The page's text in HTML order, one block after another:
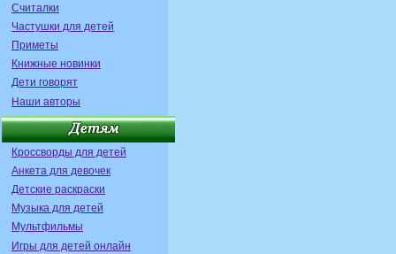
Считалки
Частушки для детей
Приметы
Книжные новинки
Дети говорят
Наши авторы
Кроссворды для детей
Анкета для девочек
Детские раскраски
Музыка для детей
Мультфильмы
Игры для детей онлайн